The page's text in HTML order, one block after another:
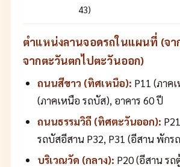
43)
ตำแหน่งลานจอดรถในแผนที่ (จา
จากตะวันตกไปตะวันออก)
ถนนสีขาว (ทิศเหนือ): P11 (ภาค
(ภาคเหนือ รถบัส), อาคาร 60 ปี
ถนนธรรมวิถี (ทิศตะวันออก):
รถบัสอีสาน P32, P31 (อีสาน พักร
บริเวณวัด (กลาง): P20 (อีสาน รถ